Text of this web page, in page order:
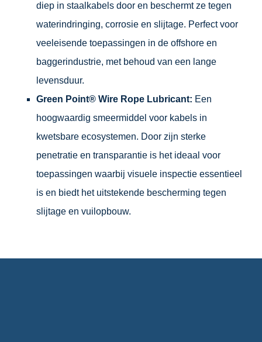
diep in staalkabels door en beschermt ze tegen
waterindringing, corrosie en slijtage. Perfect voor
veeleisende toepassingen in de offshore en
baggerindustrie, met behoud van een lange
levensduur.
Green Point® Wire Rope Lubricant: Een
hoogwaardig smeermiddel voor kabels in
kwetsbare ecosystemen. Door zijn sterke
penetratie en transparantie is het ideaal voor
toepassingen waarbij visuele inspectie essentieel
is en biedt het uitstekende bescherming tegen
slijtage en vuilopbouw.